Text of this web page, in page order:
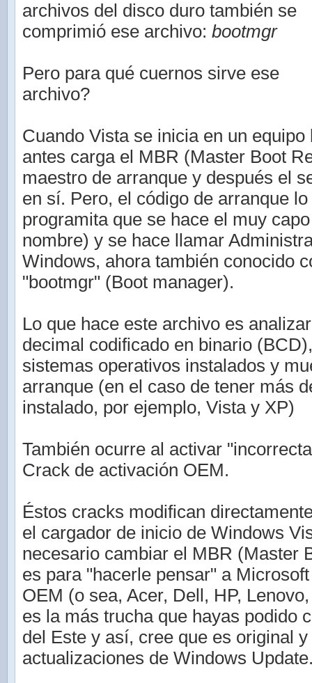
archivos del disco duro también se
comprimió ese archivo: bootmgr
Pero para qué cuernos sirve ese
archivo?
Cuando Vista se inicia en un
antes carga el MBR (Master Boot
maestro de arranque y después el
en sí. Pero, el código de arranque
programita que se hace el muy
nombre) y se hace llamar
Windows, ahora también conocido
"bootmgr" (Boot manager).
Lo que hace este archivo es
decimal codificado en binario
sistemas operativos instalados y
arranque (en el caso de tener más
instalado, por ejemplo, Vista y XP)
También ocurre al activar
Crack de activación OEM.
Éstos cracks modifican
el cargador de inicio de Windows
necesario cambiar el MBR (Master
es para "hacerle pensar" a
OEM (o sea, Acer, Dell, HP,
es la más trucha que hayas podido
del Este y así, cree que es original
actualizaciones de Windows